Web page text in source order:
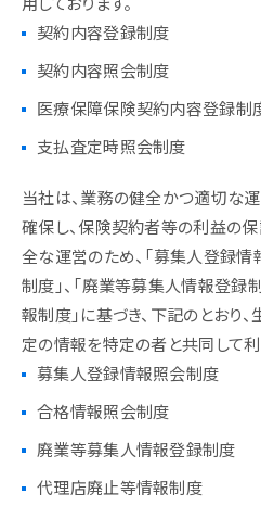
契約内容登録制度
契約内容照会制度
医療保障保険契約内容登録制
支払査定時照会制度
当社は、業務の健全かつ適切な
確保し、保険契約者等の利益の
全な運営のため、「募集人登録情
制度」、「廃業等募集人情報登録
報制度」に基づき、下記のとおり
定の情報を特定の者と共同して利
募集人登録情報照会制度
合格情報照会制度
廃業等募集人情報登録制度
代理店廃止等情報制度